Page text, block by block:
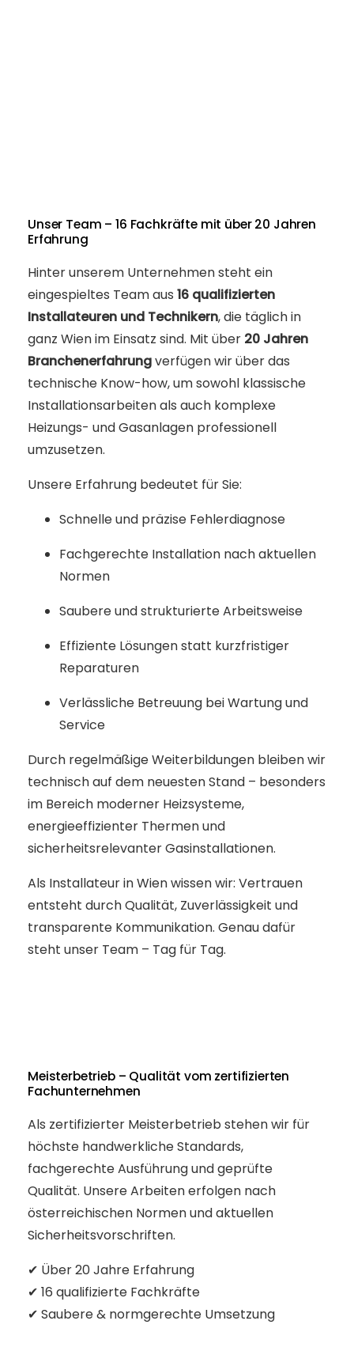
Unser Team – 16 Fachkräfte mit über 20 Jahren
Erfahrung
Hinter unserem Unternehmen steht ein
eingespieltes Team aus 16 qualifizierten
Installateuren und Technikern, die täglich in
ganz Wien im Einsatz sind. Mit über 20 Jahren
Branchenerfahrungverfügen wir über das
technische Know-how, um sowohl klassische
Installationsarbeiten als auch komplexe
Heizungs- und Gasanlagen professionell
umzusetzen.
Unsere Erfahrung bedeutet für Sie:
Schnelle und präzise Fehlerdiagnose
Fachgerechte Installation nach aktuellen
Normen
Saubere und strukturierte Arbeitsweise
Effiziente Lösungen statt kurzfristiger
Reparaturen
Verlässliche Betreuung bei Wartung und
Service
Durch regelmäßige Weiterbildungen bleiben wir
technisch auf dem neuesten Stand – besonders
im Bereich moderner Heizsysteme,
energieeffizienter Thermen und
sicherheitsrelevanter Gasinstallationen.
Als Installateur in Wien wissen wir: Vertrauen
entsteht durch Qualität, Zuverlässigkeit und
transparente Kommunikation. Genau dafür
steht unser Team – Tag für Tag.
Meisterbetrieb – Qualität vom zertifizierten
Fachunternehmen
Als zertifizierter Meisterbetrieb stehen wir für
höchste handwerkliche Standards,
fachgerechte Ausführung und geprüfte
Qualität. Unsere Arbeiten erfolgen nach
österreichischen Normen und aktuellen
Sicherheitsvorschriften.
✔ Über 20 Jahre Erfahrung
✔ 16 qualifizierte Fachkräfte
✔ Saubere & normgerechte Umsetzung